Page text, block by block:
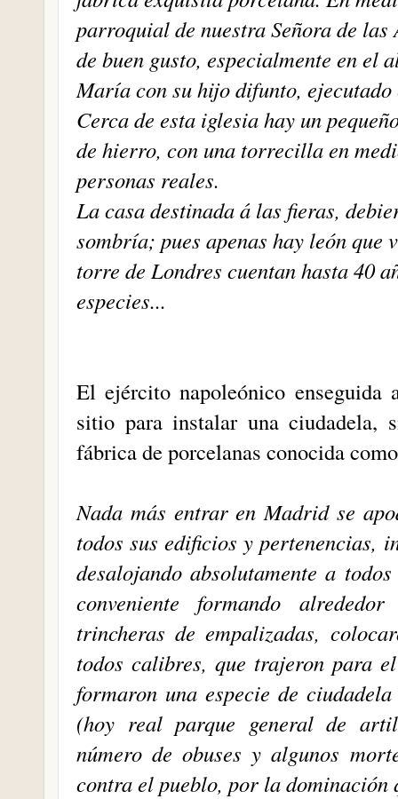
parroquial de nuestra Señora de
de buen gusto, especialmente en
María con su hijo difunto, ejecutado
Cerca de esta iglesia hay un
de hierro, con una torrecilla en
personas reales.
La casa destinada á las fieras,
sombría; pues apenas hay león que
torre de Londres cuentan hasta 40
especies...
El ejército napoleónico
sitio para instalar una ciudadela,
fábrica de porcelanas conocida
Nada más entrar en Madrid se
todos sus edificios y pertenencias,
desalojando absolutamente a
conveniente formando
trincheras de empalizadas,
todos calibres, que trajeron para
formaron una especie de
(hoy real parque general de
número de obuses y algunos
contra el pueblo, por la dominación